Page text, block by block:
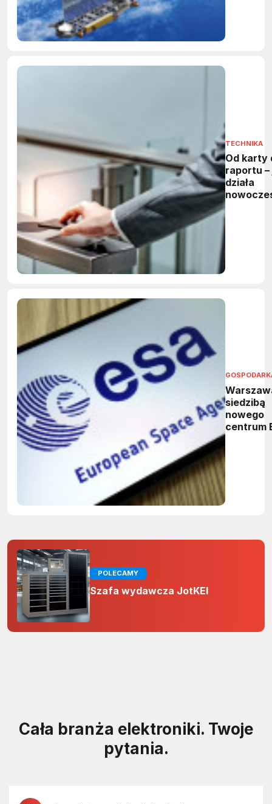
TECHNIKA
Od karty
raportu –
działa
siedzibą
nowego
centrum
POLECAMY
Szafa wydawcza JotKEl
Cała branża elektroniki. Twoje
pytania.